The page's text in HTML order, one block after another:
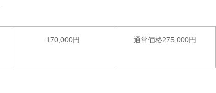
170,000円 通常価格275,000円